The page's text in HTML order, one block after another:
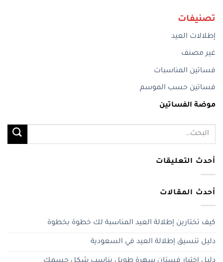
تصنيفات
إطلالات العيد
غير مصنف
فساتين المناسبات
فساتين حسب الموسم
موضة الفساتين
أحدث التعليقات
أحدث المقالات
كيف تختارين إطلالة العيد المناسبة لك خطوة بخطوة
دليل تنسيق إطلالة العيد في السعودية